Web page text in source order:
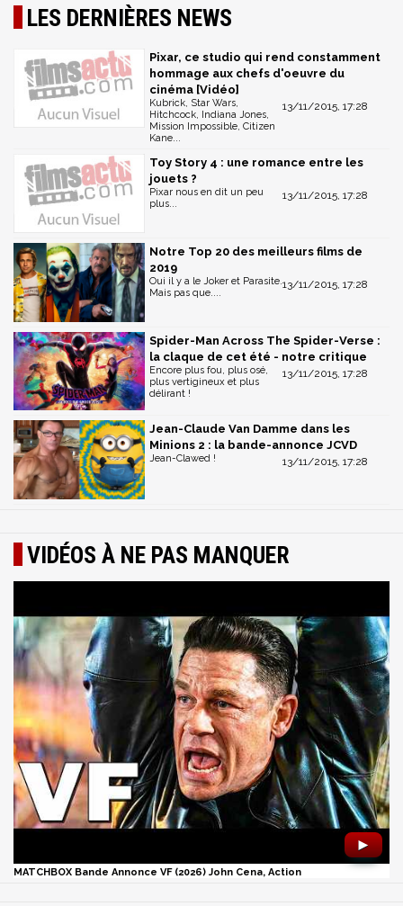
LES DERNIÈRES NEWS
Pixar, ce studio qui rend constamment
hommage aux chefs d'oeuvre du
cinéma [Vidéo]
13/11/2015, 17:28
Kubrick, Star Wars,
Hitchcock, Indiana Jones,
Mission Impossible, Citizen
Kane...
Toy Story 4 : une romance entre les
jouets ?
13/11/2015, 17:28
Pixar nous en dit un peu
plus...
Notre Top 20 des meilleurs films de
2019
13/11/2015, 17:28
Oui il y a le Joker et Parasite.
Mais pas que....
Spider-Man Across The Spider-Verse :
la claque de cet été - notre critique
13/11/2015, 17:28
Encore plus fou, plus osé,
plus vertigineux et plus
délirant !
Jean-Claude Van Damme dans les
Minions 2 : la bande-annonce JCVD
13/11/2015, 17:28
Jean-Clawed !
VIDÉOS À NE PAS MANQUER
►
MATCHBOX Bande Annonce VF (2026) John Cena, Action